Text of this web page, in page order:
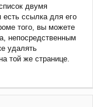
двумя
ссылка для его
того, вы можете
непосредственным
удалять
той же странице.